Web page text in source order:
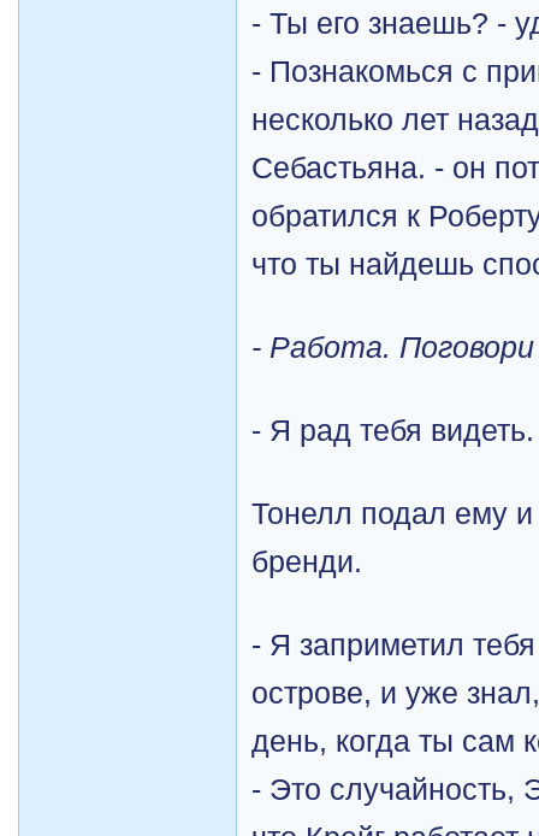
- Ты его знаешь? -
- Познакомься с
несколько лет
Себастьяна. - он
обратился к
что ты найдешь
- Работа.
- Я рад тебя видеть.
Тонелл подал ему
бренди.
- Я заприметил
острове, и уже
день, когда ты сам
- Это случайность,